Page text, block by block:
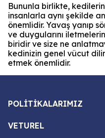
Bununla birlikte,
insanlarla aynı şekilde
önemlidir. Yavaş yanıp
ve duygularını
biridir ve size ne
kedinizin genel vücut
etmek önemlidir.
POLİTİKALARIMIZ
VETUREL